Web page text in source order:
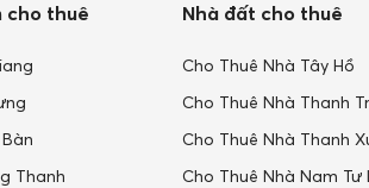
cho thuê
Thanh
Nhà đất cho thuê
Cho Thuê Nhà Tây Hồ
Cho Thuê Nhà Thanh
Cho Thuê Nhà Thanh
Cho Thuê Nhà Nam Tư